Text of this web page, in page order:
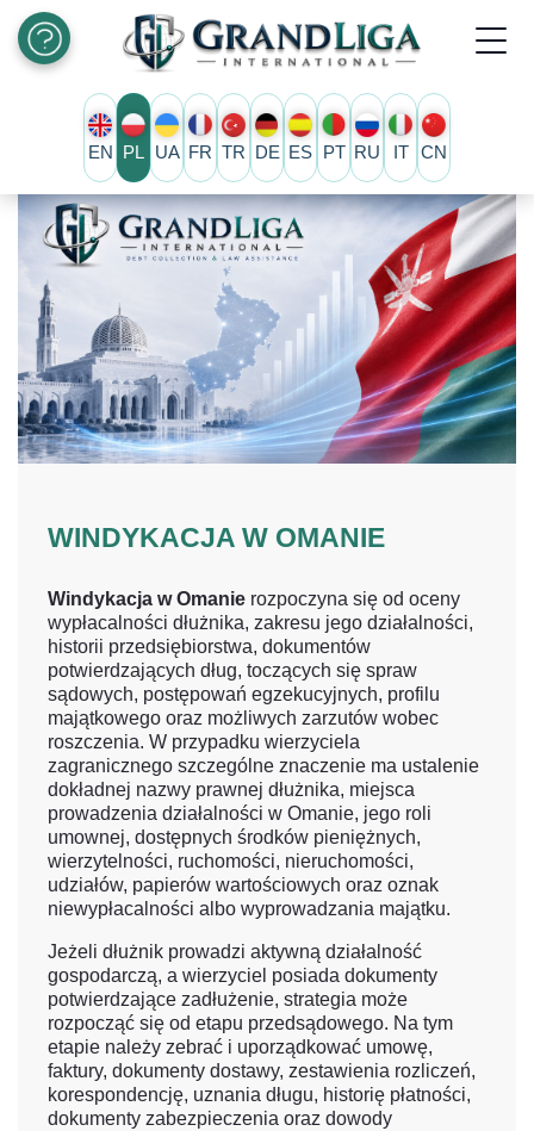
EN PL UA FR TR DE ES PT RU IT CN
WINDYKACJA W OMANIE
Windykacja w Omanie rozpoczyna się od oceny
wypłacalności dłużnika, zakresu jego działalności,
historii przedsiębiorstwa, dokumentów
potwierdzających dług, toczących się spraw
sądowych, postępowań egzekucyjnych, profilu
majątkowego oraz możliwych zarzutów wobec
roszczenia. W przypadku wierzyciela
zagranicznego szczególne znaczenie ma ustalenie
dokładnej nazwy prawnej dłużnika, miejsca
prowadzenia działalności w Omanie, jego roli
umownej, dostępnych środków pieniężnych,
wierzytelności, ruchomości, nieruchomości,
udziałów, papierów wartościowych oraz oznak
niewypłacalności albo wyprowadzania majątku.
Jeżeli dłużnik prowadzi aktywną działalność
gospodarczą, a wierzyciel posiada dokumenty
potwierdzające zadłużenie, strategia może
rozpocząć się od etapu przedsądowego. Na tym
etapie należy zebrać i uporządkować umowę,
faktury, dokumenty dostawy, zestawienia rozliczeń,
korespondencję, uznania długu, historię płatności,
dokumenty zabezpieczenia oraz dowody